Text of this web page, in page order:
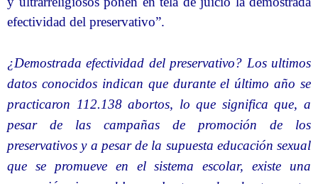
efectividad del preservativo”.
¿Demostrada efectividad del preservativo? Los ultimos
datos conocidos indican que durante el último año se
practicaron 112.138 abortos, lo que significa que, a
pesar de las campañas de promoción de los
preservativos y a pesar de la supuesta educación sexual
que se promueve en el sistema escolar, existe una